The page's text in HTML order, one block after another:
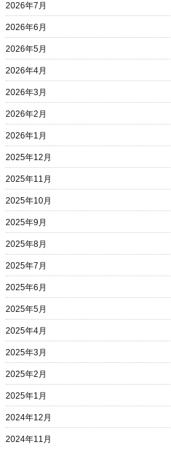
2026年7月
2026年6月
2026年5月
2026年4月
2026年3月
2026年2月
2026年1月
2025年12月
2025年11月
2025年10月
2025年9月
2025年8月
2025年7月
2025年6月
2025年5月
2025年4月
2025年3月
2025年2月
2025年1月
2024年12月
2024年11月